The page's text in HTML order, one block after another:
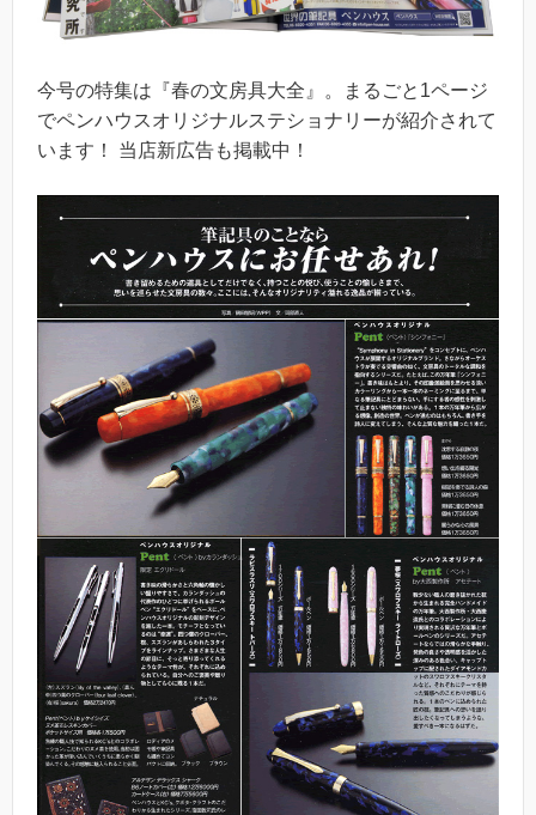
今号の特集は『春の文房具大全』。まるごと1ページ
でペンハウスオリジナルステショナリーが紹介されて
います！ 当店新広告も掲載中！